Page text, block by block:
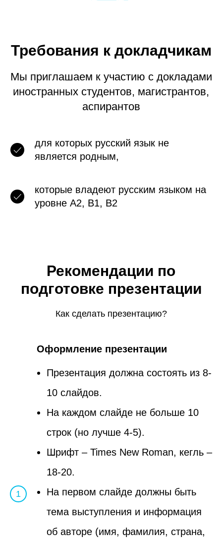
Требования к докладчикам
Мы приглашаем к участию с докладами
иностранных студентов, магистрантов,
аспирантов
для которых русский язык не
является родным,
которые владеют русским языком на
уровне A2, В1, В2
Рекомендации по
подготовке презентации
Как сделать презентацию?
Оформление презентации
Презентация должна состоять из 8-
10 слайдов.
На каждом слайде не больше 10
строк (но лучше 4-5).
Шрифт – Times New Roman, кегль –
18-20.
На первом слайде должны быть
тема выступления и информация
об авторе (имя, фамилия, страна,